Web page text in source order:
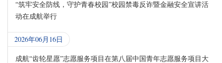
“筑牢安全防线，守护青春校园”校园禁毒反诈暨金融安全宣讲活
动在成航举行
2026年06月16日
成航“齿轮星愿”志愿服务项目在第八届中国青年志愿服务项目大